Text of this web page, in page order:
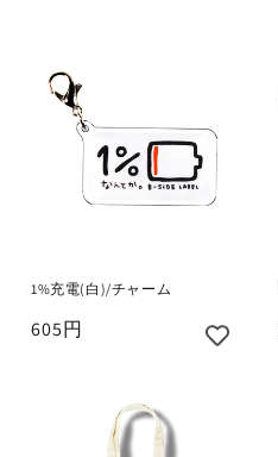
1%充電(白)/チャーム
605円